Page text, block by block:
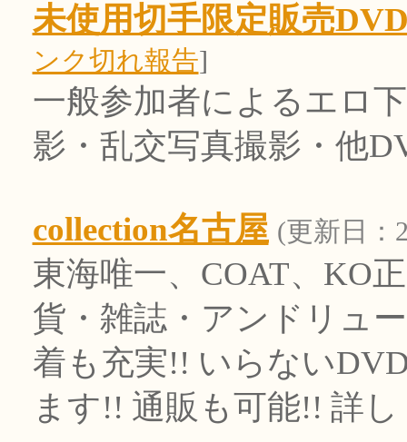
未使用切手限定販売
ンク切れ報告]
一般参加者によるエロ
影・乱交写真撮影・他
collection名古屋 (更新日：
東海唯一、COAT、KO
貨・雑誌・アンドリュ
着も充実!! いらない
ます!! 通販も可能!! 詳